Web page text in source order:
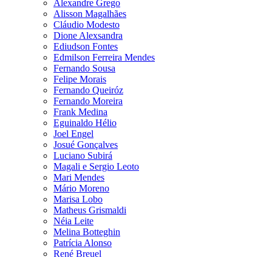
Alexandre Grego
Alisson Magalhães
Cláudio Modesto
Dione Alexsandra
Ediudson Fontes
Edmilson Ferreira Mendes
Fernando Sousa
Felipe Morais
Fernando Queiróz
Fernando Moreira
Frank Medina
Eguinaldo Hélio
Joel Engel
Josué Gonçalves
Luciano Subirá
Magali e Sergio Leoto
Mari Mendes
Mário Moreno
Marisa Lobo
Matheus Grismaldi
Néia Leite
Melina Botteghin
Patrícia Alonso
René Breuel